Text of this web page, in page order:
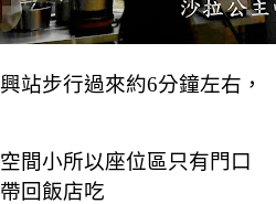
站步行過來約6分鐘左右，
間小所以座位區只有門口
回飯店吃